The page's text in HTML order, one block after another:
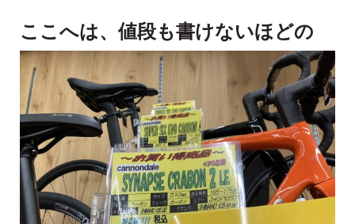
ここへは、値段も書けないほどの